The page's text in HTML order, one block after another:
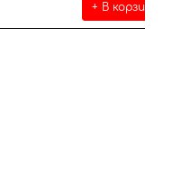
+ В корзину